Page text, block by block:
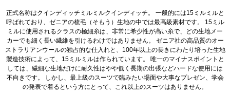
正式名称はクインディッチミルミルクインディッチ。 一般的には15ミルミルと
呼ばれており、ゼニアの梳毛（そもう）生地の中では最高級素材です。 15ミル
ミルに使用されるクラスの極細糸は、非常に希少性が高い糸で、どの生地メー
カーでも細く長い繊維を引けるわけではありません。 ゼニア社の高品質のオー
ストラリアンウールの独占的な仕入れと、100年以上の長きにわたり培った生地
製造技術によって、15ミルミルは作られています。 唯一のマイナスポイントと
しては、繊細な生地だけに耐久性はやや低く長期の出張などハードな使用には
不向きです。 しかし、最上級のスーツで臨みたい場面や大事なプレゼン、学会
の発表で着るという方にとって、これ以上のスーツはありません。